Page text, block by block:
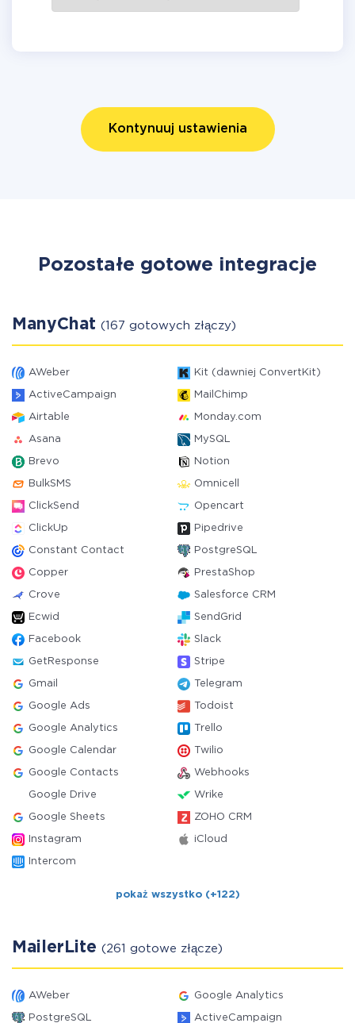
Kontynuuj ustawienia
Pozostałe gotowe integracje
ManyChat (167 gotowych złączy)
AWeber Kit (dawniej ConvertKit)
ActiveCampaign MailChimp
Airtable Monday.com
Asana MySQL
Brevo Notion
BulkSMS Omnicell
ClickSend Opencart
ClickUp Pipedrive
Constant Contact PostgreSQL
Copper PrestaShop
Crove Salesforce CRM
Ecwid SendGrid
Facebook Slack
GetResponse Stripe
Gmail Telegram
Google Ads Todoist
Google Analytics Trello
Google Calendar Twilio
Google Contacts Webhooks
Google Drive Wrike
Google Sheets ZOHO CRM
Instagram iCloud
Intercom
pokaż wszystko (+122)
MailerLite (261 gotowe złącze)
AWeber Google Analytics
PostgreSQL ActiveCampaign